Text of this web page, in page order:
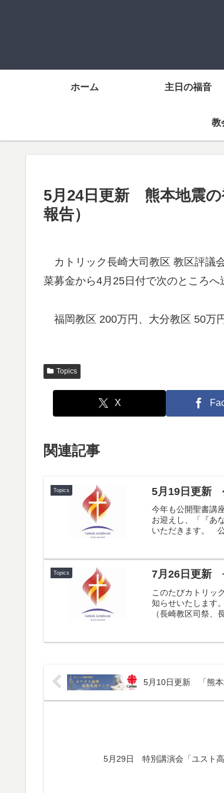
ホーム 主日の福音
教
5月24日更新 熊本地震の
報告）
カトリック長崎大司教区 教区評議
菜募金から4月25日付で次のところへ
福岡教区 200万円、大分教区 50万
Topics
X
関連記事
Topics 5月19日更新
今年も公開聖書講
お迎えし、「『あ
いただきます。 公
Topics 7月26日更新
このたびカトリッ
知らせいたします
（長崎教区司祭
5月10日更新 「熊本
5月29日 特別講演会「ユスト